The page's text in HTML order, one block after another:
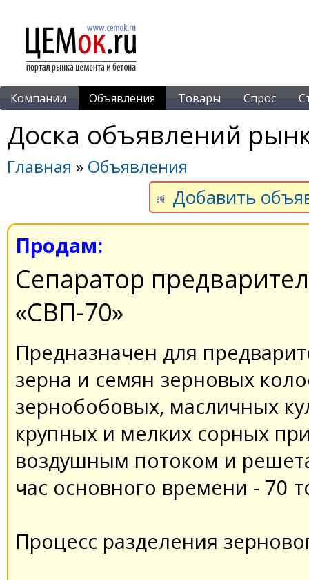
Компании Объявления Товары Спрос
Доска объявлений
Главная » Объявления
Добавить
Продам:
Сепаратор
«СВП-70»
Предназначен для
зерна и семян зерновых
зернобобовых, масличных
крупных и мелких сорных
воздушным потоком и
час основного времени - 70
Процесс разделения